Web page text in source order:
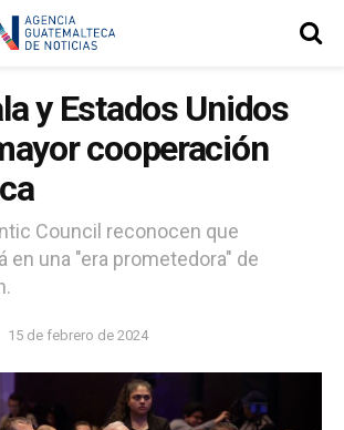
y Estados Unidos
cooperación
Council reconocen que
en una "era prometedora" de
15 de febrero de 2024